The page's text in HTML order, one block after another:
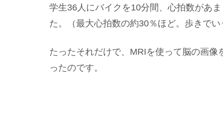
学生36人にバイクを10分間、心拍数があ
た。（最大心拍数の約30％ほど。歩きで
たったそれだけで、MRIを使って脳の画
ったのです。